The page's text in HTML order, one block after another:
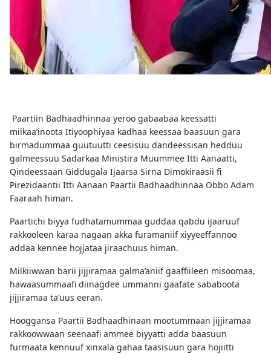
Paartiin Badhaadhinnaa yeroo gabaabaa keessatti
milkaa’inoota Itiyoophiyaa kadhaa keessaa baasuun gara
birmadummaa guutuutti ceesisuu dandeessisan hedduu
galmeessuu Sadarkaa Ministira Muummee Itti Aanaatti,
Qindeessaan Giddugala Ijaarsa Sirna Dimokiraasii fi
Pirezidaantii Itti Aanaan Paartii Badhaadhinnaa Obbo Adam
Faaraah himan.
Paartichi biyya fudhatamummaa guddaa qabdu ijaaruuf
rakkooleen karaa nagaan akka furamaniif xiyyeeffannoo
addaa kennee hojjataa jiraachuus himan.
Milkiiwwan barii jijjiramaa galma’aniif gaaffiileen misoomaa,
hawaasummaafi diinagdee ummanni gaafate sababoota
jijjiramaa ta’uus eeran.
Hooggansa Paartii Badhaadhinaan mootummaan jijjiramaa
rakkoowwaan seenaafi ammee biyyatti adda baasuun
furmaata kennuuf xinxala gahaa taasisuun gara hojiitti